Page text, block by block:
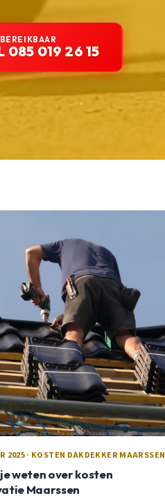
085 019 26 15
2025 · KOSTEN DAKDEKKER MAARSSEN
weten over kosten
Maarssen